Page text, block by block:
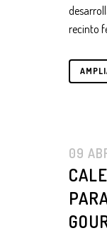
recinto
09